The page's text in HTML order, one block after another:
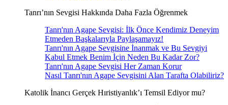
Tanrı’nın Sevgisi Hakkında Daha Fazla Öğrenmek
Tanrı'nın Agape Sevgisi: İlk Önce Kendimiz Deneyim
Etmeden Başkalarıyla Paylaşamayız!
Tanrı'nın Agape Sevgisine İnanmak ve Bu Sevgiyi
Kabul Etmek Benim İçin Neden Bu Kadar Zor?
Tanrı'nın Agape Sevgisi Her Zaman Korur
Nasıl Tanrı'nın Agape Sevgisini Alan Tarafta Olabiliriz?
Katolik İnancı Gerçek Hıristiyanlık’ı Temsil Ediyor mu?